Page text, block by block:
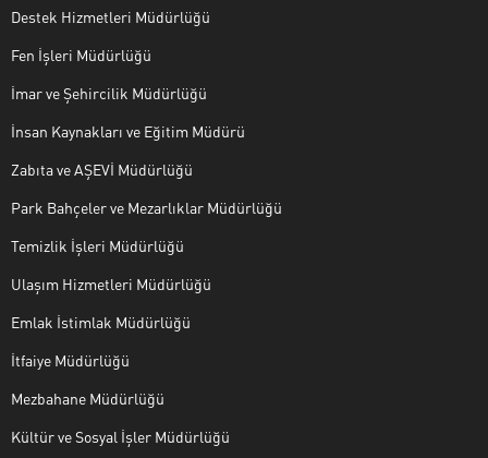
Destek Hizmetleri Müdürlüğü
Fen İşleri Müdürlüğü
İmar ve Şehircilik Müdürlüğü
İnsan Kaynakları ve Eğitim Müdürü
Zabıta ve AŞEVİ Müdürlüğü
Park Bahçeler ve Mezarlıklar Müdürlüğü
Temizlik İşleri Müdürlüğü
Ulaşım Hizmetleri Müdürlüğü
Emlak İstimlak Müdürlüğü
İtfaiye Müdürlüğü
Mezbahane Müdürlüğü
Kültür ve Sosyal İşler Müdürlüğü